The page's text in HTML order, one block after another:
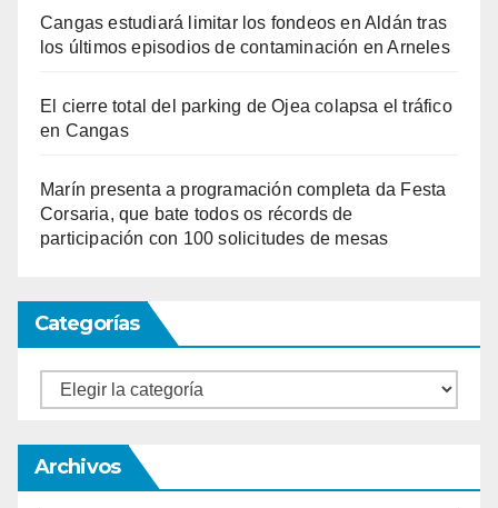
Cangas estudiará limitar los fondeos en Aldán tras
los últimos episodios de contaminación en Arneles
El cierre total del parking de Ojea colapsa el tráfico
en Cangas
Marín presenta a programación completa da Festa
Corsaria, que bate todos os récords de
participación con 100 solicitudes de mesas
Categorías
Categorías
Archivos